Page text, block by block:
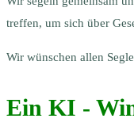
treffen, um sich über
Wir wünschen allen
Ein KI -